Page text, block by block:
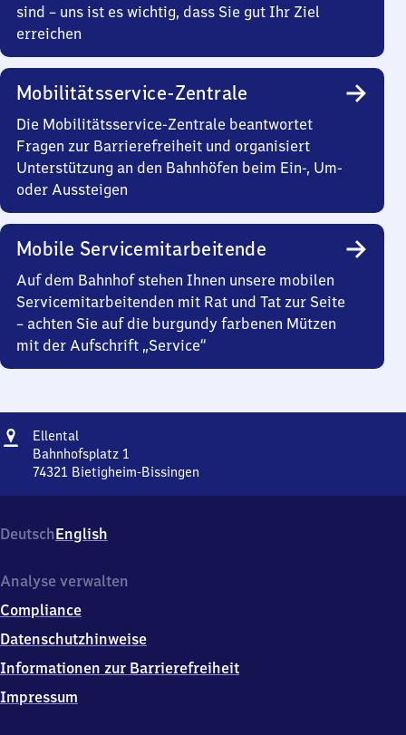
sind – uns ist es wichtig, dass Sie gut Ihr Ziel
erreichen
Mobilitätsservice-Zentrale
Die Mobilitätsservice-Zentrale beantwortet
Fragen zur Barrierefreiheit und organisiert
Unterstützung an den Bahnhöfen beim Ein-, Um-
oder Aussteigen
Mobile Servicemitarbeitende
Auf dem Bahnhof stehen Ihnen unsere mobilen
Servicemitarbeitenden mit Rat und Tat zur Seite
– achten Sie auf die burgundy farbenen Mützen
mit der Aufschrift „Service“
Adresse
Ellental
Bahnhofsplatz 1
74321 Bietigheim-Bissingen
1,
7
3
1
Bietigheim-
DeutschEnglish
Analyse verwalten
Compliance
Datenschutzhinweise
Informationen zur Barrierefreiheit
Impressum